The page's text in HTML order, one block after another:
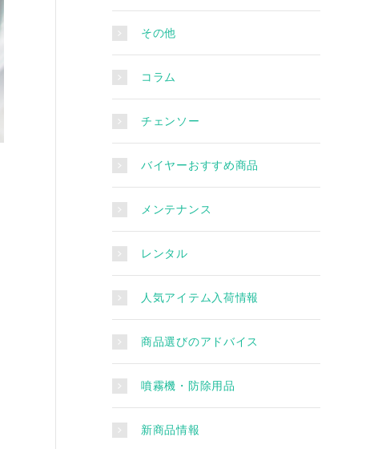
その他
コラム
チェンソー
バイヤーおすすめ商品
メンテナンス
レンタル
人気アイテム入荷情報
商品選びのアドバイス
噴霧機・防除用品
新商品情報